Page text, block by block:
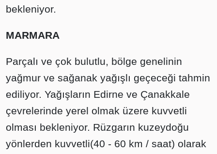
bekleniyor.
MARMARA
Parçalı ve çok bulutlu, bölge genelinin
yağmur ve sağanak yağışlı geçeceği tahmin
ediliyor. Yağışların Edirne ve Çanakkale
çevrelerinde yerel olmak üzere kuvvetli
olması bekleniyor. Rüzgarın kuzeydoğu
yönlerden kuvvetli(40 - 60 km / saat) olarak